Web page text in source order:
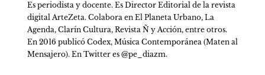
Es periodista y docente. Es Director Editorial de la revista
digital ArteZeta. Colabora en El Planeta Urbano, La
Agenda, Clarín Cultura, Revista Ñ y Acción, entre otros.
En 2016 publicó Codex, Música Contemporánea (Maten al
Mensajero). En Twitter es @pe_diazm.